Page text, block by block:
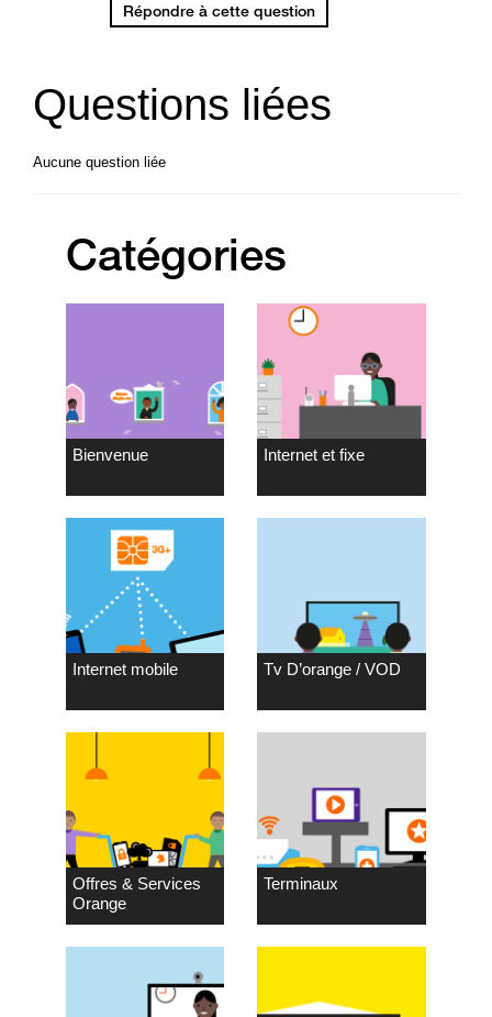
Répondre à cette question
Questions liées
Aucune question liée
Catégories
Bienvenue Internet et fixe
Internet mobile Tv D’orange / VOD
Offres & Services
Orange
Terminaux